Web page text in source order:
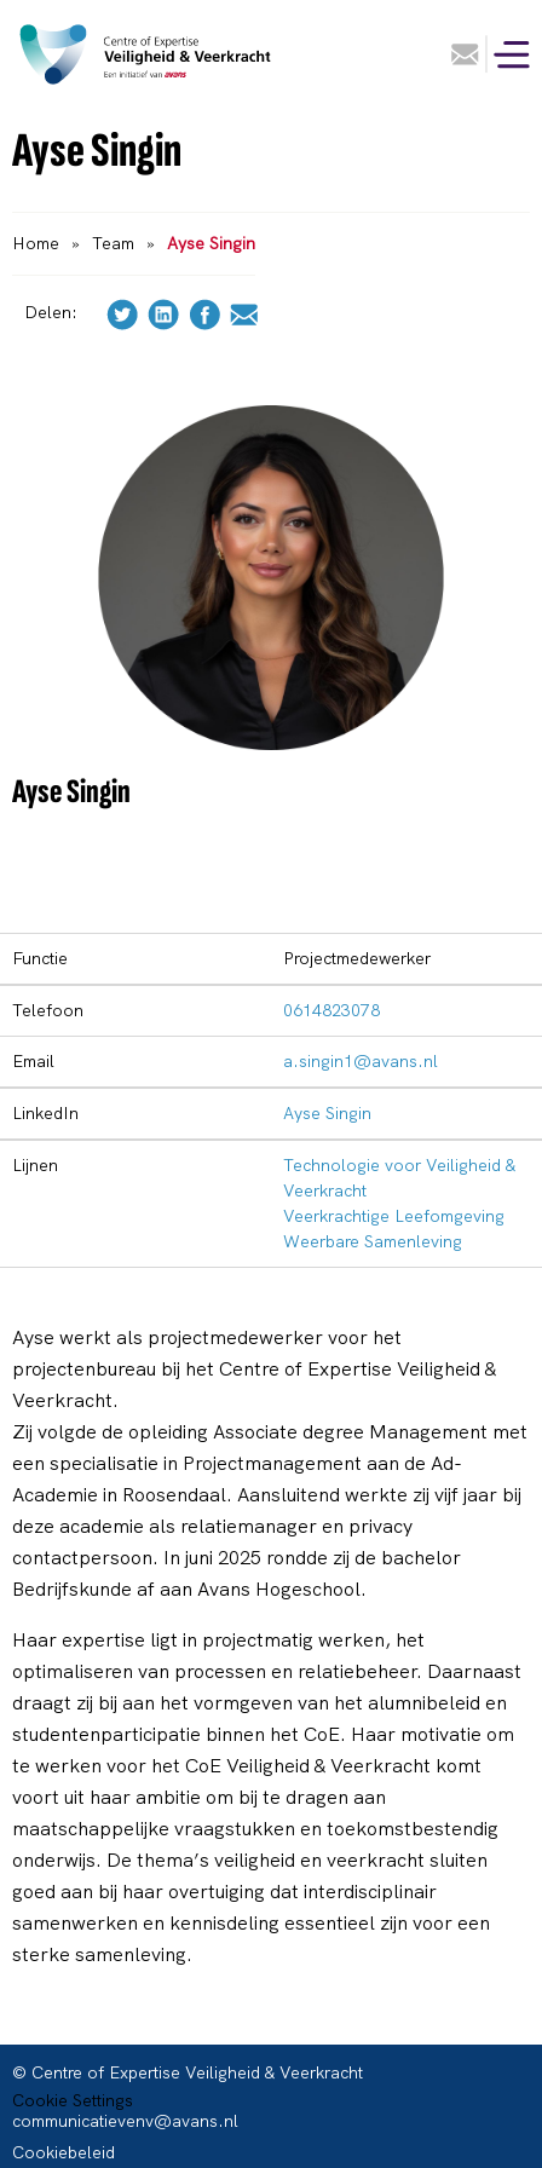
Ayse Singin
Home » Team » Ayse Singin
Delen:
Ayse Singin
Functie Projectmedewerker
Telefoon 0614823078
Email a.singin1@avans.nl
LinkedIn Ayse Singin
Lijnen
Technologie voor Veiligheid &
Veerkracht
Veerkrachtige Leefomgeving
Weerbare Samenleving
Ayse werkt als projectmedewerker voor het
projectenbureau bij het Centre of Expertise Veiligheid &
Veerkracht.
Zij volgde de opleiding Associate degree Management met
een specialisatie in Projectmanagement aan de Ad-
Academie in Roosendaal. Aansluitend werkte zij vijf jaar bij
deze academie als relatiemanager en privacy
contactpersoon. In juni 2025 rondde zij de bachelor
Bedrijfskunde af aan Avans Hogeschool.
Haar expertise ligt in projectmatig werken, het
optimaliseren van processen en relatiebeheer. Daarnaast
draagt zij bij aan het vormgeven van het alumnibeleid en
studentenparticipatie binnen het CoE. Haar motivatie om
te werken voor het CoE Veiligheid & Veerkracht komt
voort uit haar ambitie om bij te dragen aan
maatschappelijke vraagstukken en toekomstbestendig
onderwijs. De thema’s veiligheid en veerkracht sluiten
goed aan bij haar overtuiging dat interdisciplinair
samenwerken en kennisdeling essentieel zijn voor een
sterke samenleving.
© Centre of Expertise Veiligheid & Veerkracht
Cookie Settings
communicatievenv@avans.nl
Cookiebeleid